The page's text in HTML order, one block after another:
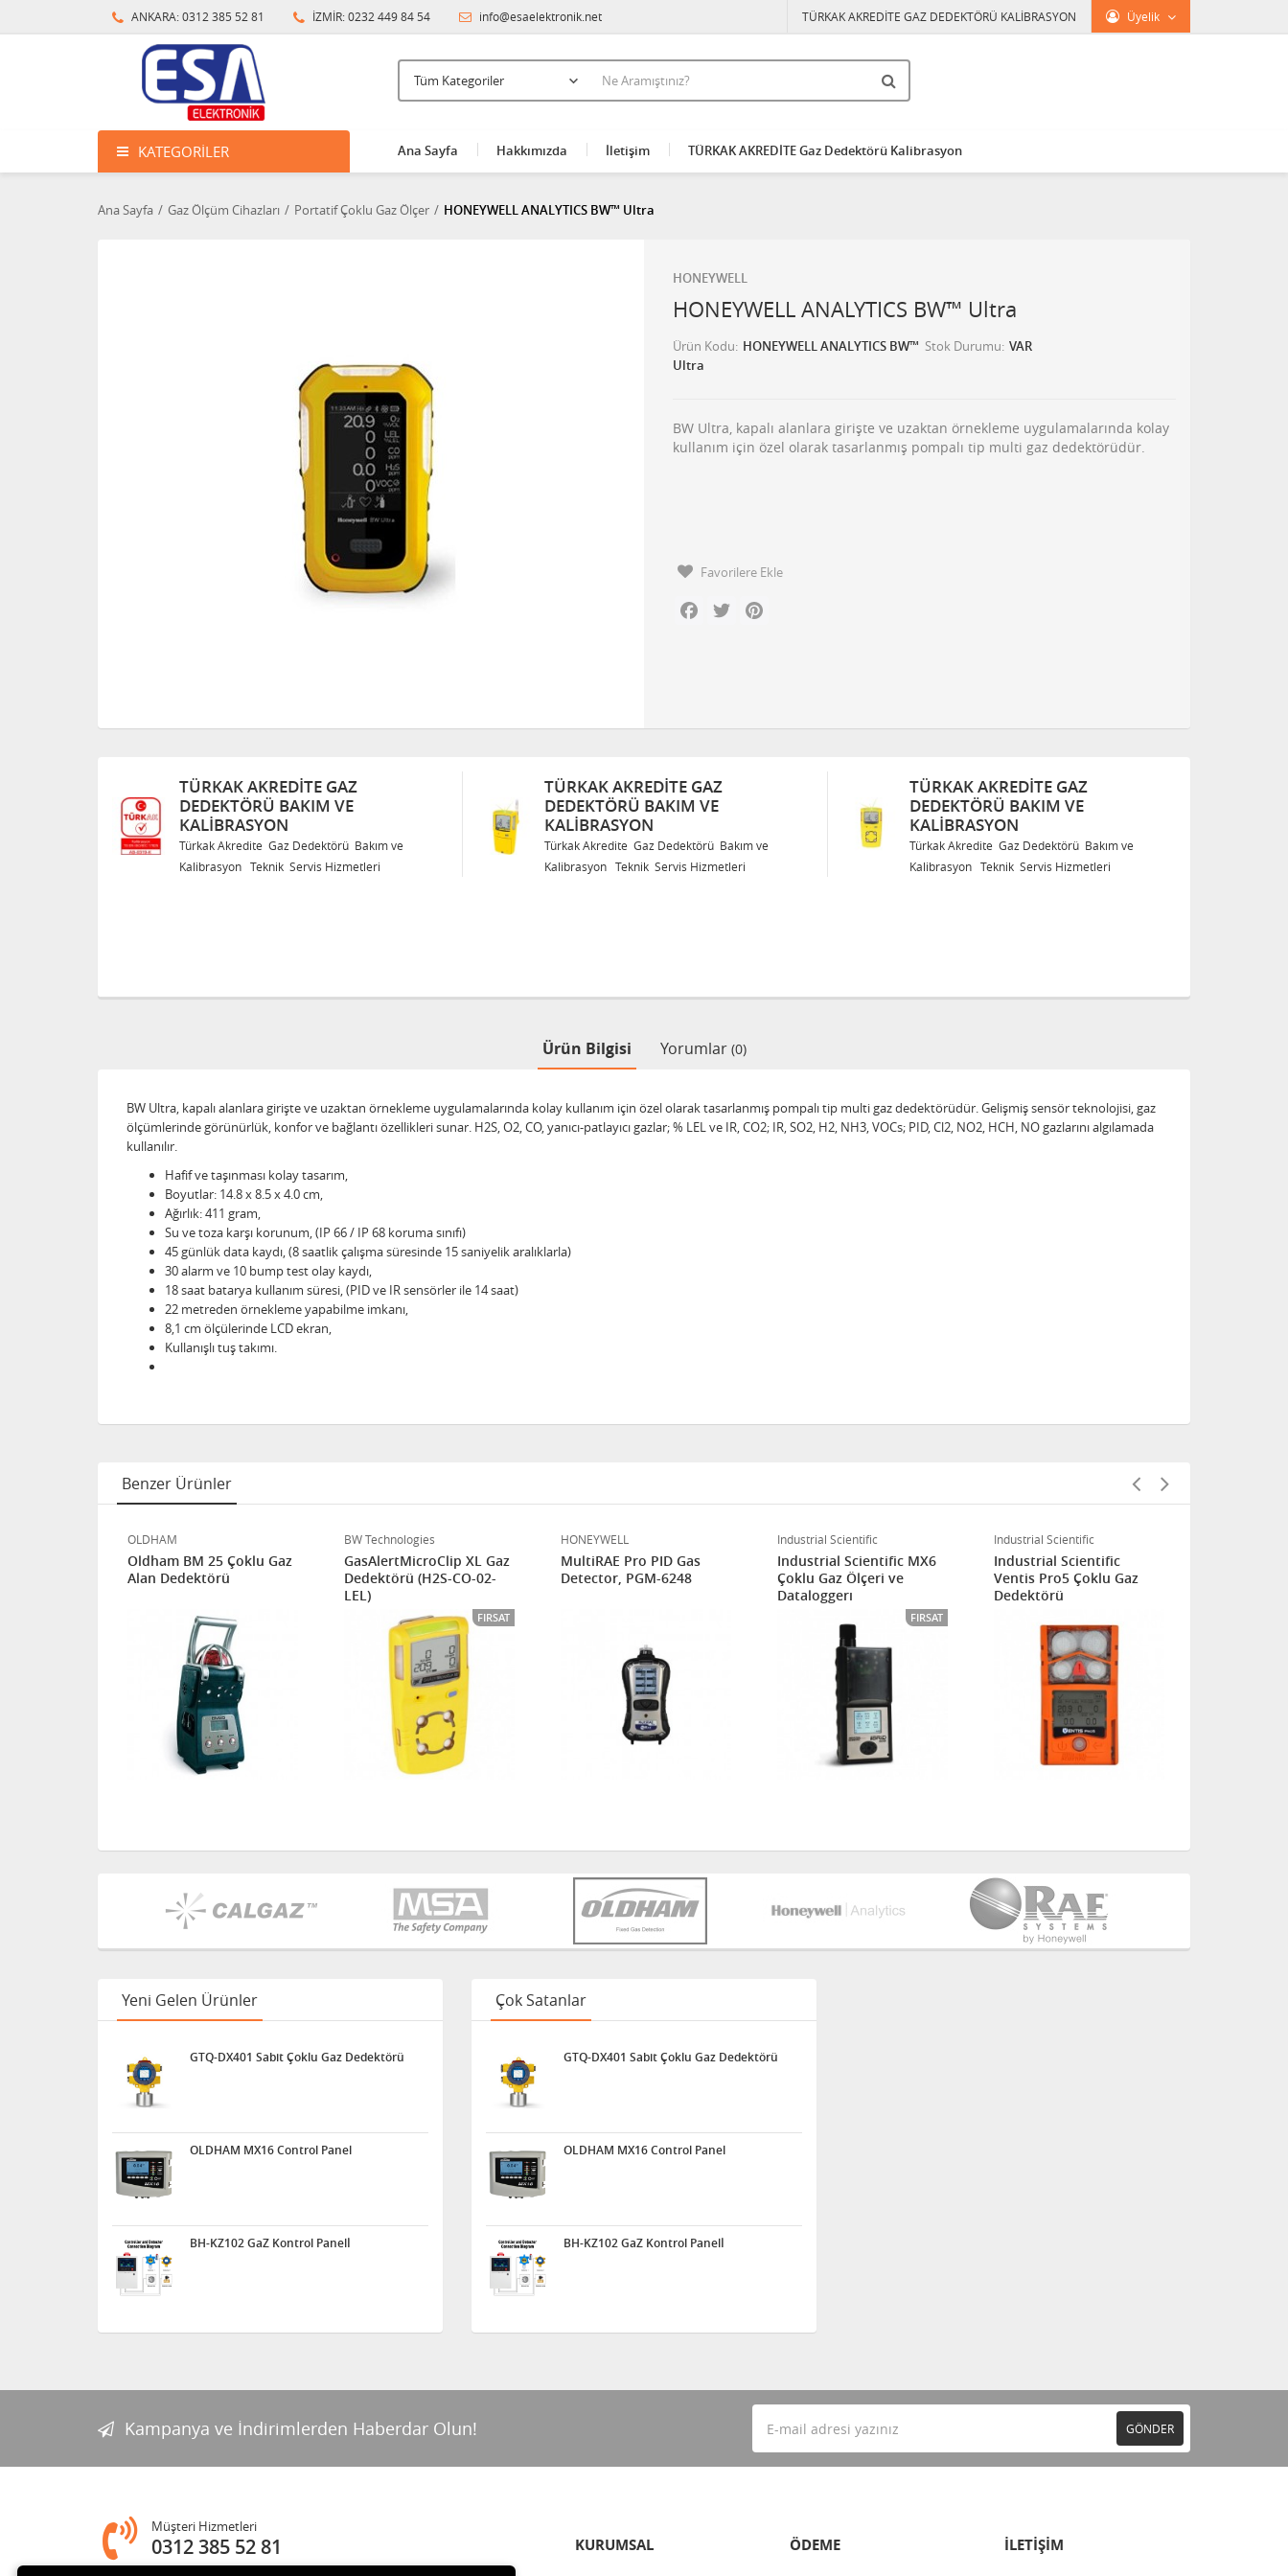
ANKARA: 0312 385 52 81 İZMİR: 0232 449 84 54 info@esaelektronik.net Üyelik
TÜRKAK AKREDİTE GAZ DEDEKTÖRÜ KALİBRASYON
KATEGORILER Ana Sayfa Hakkımızda İletişim TÜRKAK AKREDİTE Gaz Dedektörü Kalibrasyon
Ana Sayfa Gaz Ölçüm Cihazları Portatif Çoklu Gaz Ölçer HONEYWELL ANALYTICS BW™ Ultra
HONEYWELL
HONEYWELL ANALYTICS BW™ Ultra
Ürün Kodu HONEYWELL ANALYTICS BW™
Ultra
Stok Durumu VAR
BW Ultra, kapalı alanlara girişte ve uzaktan örnekleme uygulamalarında kolay
kullanım için özel olarak tasarlanmış pompalı tip multi gaz dedektörüdür.
Favorilere Ekle
Facebook
Twitter
Gaz Dedektörü Bakım ve
TÜRKAK AKREDITE GAZ
DEDEKTÖRÜ BAKIM VE
Türkak Akredite Gaz Dedektörü Bakım ve
Kalibrasyon Teknik Servis Hizmetleri
TÜRKAK AKREDITE GAZ
DEDEKTÖRÜ BAKIM VE
Türkak Akredite Gaz Dedektörü Bakım ve
Kalibrasyon Teknik Servis Hizmetleri
TÜRKAK AKREDITE GAZ
DEDEKTÖRÜ BAKIM VE
Türkak Akredite Gaz Dedektörü Bakım ve
Kalibrasyon Teknik Servis Hizmetleri
Ürün Bilgisi Yorumlar (0)
BW Ultra, kapalı alanlara girişte ve uzaktan örnekleme uygulamalarında kolay kullanım için özel olarak tasarlanmış pompalı tip multi gaz dedektörüdür. Gelişmiş sensör teknolojisi, gaz
ölçümlerinde görünürlük, konfor ve bağlantı özellikleri sunar. H2S, O2, CO, yanıcı-patlayıcı gazlar; % LEL ve IR, CO2; IR, SO2, H2, NH3, VOCs; PID, Cl2, NO2, HCH, NO gazlarını algılamada
kullanılır.
Hafif ve taşınması kolay tasarım,
Boyutlar: 14.8 x 8.5 x 4.0 cm,
Ağırlık: 411 gram,
Su ve toza karşı korunum, (IP 66 / IP 68 koruma sınıfı)
45 günlük data kaydı, (8 saatlik çalışma süresinde 15 saniyelik aralıklarla)
30 alarm ve 10 bump test olay kaydı,
18 saat batarya kullanım süresi, (PID ve IR sensörler ile 14 saat)
22 metreden örnekleme yapabilme imkanı,
8,1 cm ölçülerinde LCD ekran,
Kullanışlı tuş takımı.
Benzer Ürünler
OLDHAM
Oldham BM 25 Çoklu Gaz
Alan Dedektörü
BW Technologies
GasAlertMicroClip XL Gaz
Dedektörü (H2S-CO-02-
LEL)
FIRSAT
HONEYWELL
MultiRAE Pro PID Gas
Detector, PGM-6248
Industrial Scientific
Industrial Scientific MX6
Çoklu Gaz Ölçeri ve
Dataloggerı
FIRSAT
Industrial Scientific
Industrial Scientific
Ventis Pro5 Çoklu Gaz
Dedektörü
Yeni Gelen Ürünler
GTQ-DX401 Sabit Çoklu Gaz Dedektörü
OLDHAM MX16 Control Panel
BH-KZ102 GaZ Kontrol Panelİ
Çok Satanlar
GTQ-DX401 Sabit Çoklu Gaz Dedektörü
OLDHAM MX16 Control Panel
BH-KZ102 GaZ Kontrol Panelİ
Kampanya ve İndirimlerden Haberdar Olun! GÖNDER
Müşteri Hizmetleri
0312 385 52 81 KURUMSAL ÖDEME İLETİŞİM